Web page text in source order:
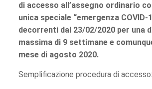
di accesso all’assegno ordinario
unica speciale “emergenza COVID-
decorrenti dal 23/02/2020 per una
massima di 9 settimane e
mese di agosto 2020.
Semplificazione procedura di accesso: